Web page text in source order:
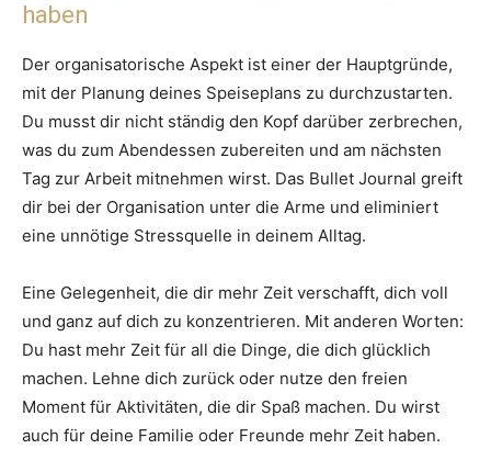
haben
Der organisatorische Aspekt ist einer der Hauptgründe,
mit der Planung deines Speiseplans zu durchzustarten.
Du musst dir nicht ständig den Kopf darüber zerbrechen,
was du zum Abendessen zubereiten und am nächsten
Tag zur Arbeit mitnehmen wirst. Das Bullet Journal greift
dir bei der Organisation unter die Arme und eliminiert
eine unnötige Stressquelle in deinem Alltag.
Eine Gelegenheit, die dir mehr Zeit verschafft, dich voll
und ganz auf dich zu konzentrieren. Mit anderen Worten:
Du hast mehr Zeit für all die Dinge, die dich glücklich
machen. Lehne dich zurück oder nutze den freien
Moment für Aktivitäten, die dir Spaß machen. Du wirst
auch für deine Familie oder Freunde mehr Zeit haben.